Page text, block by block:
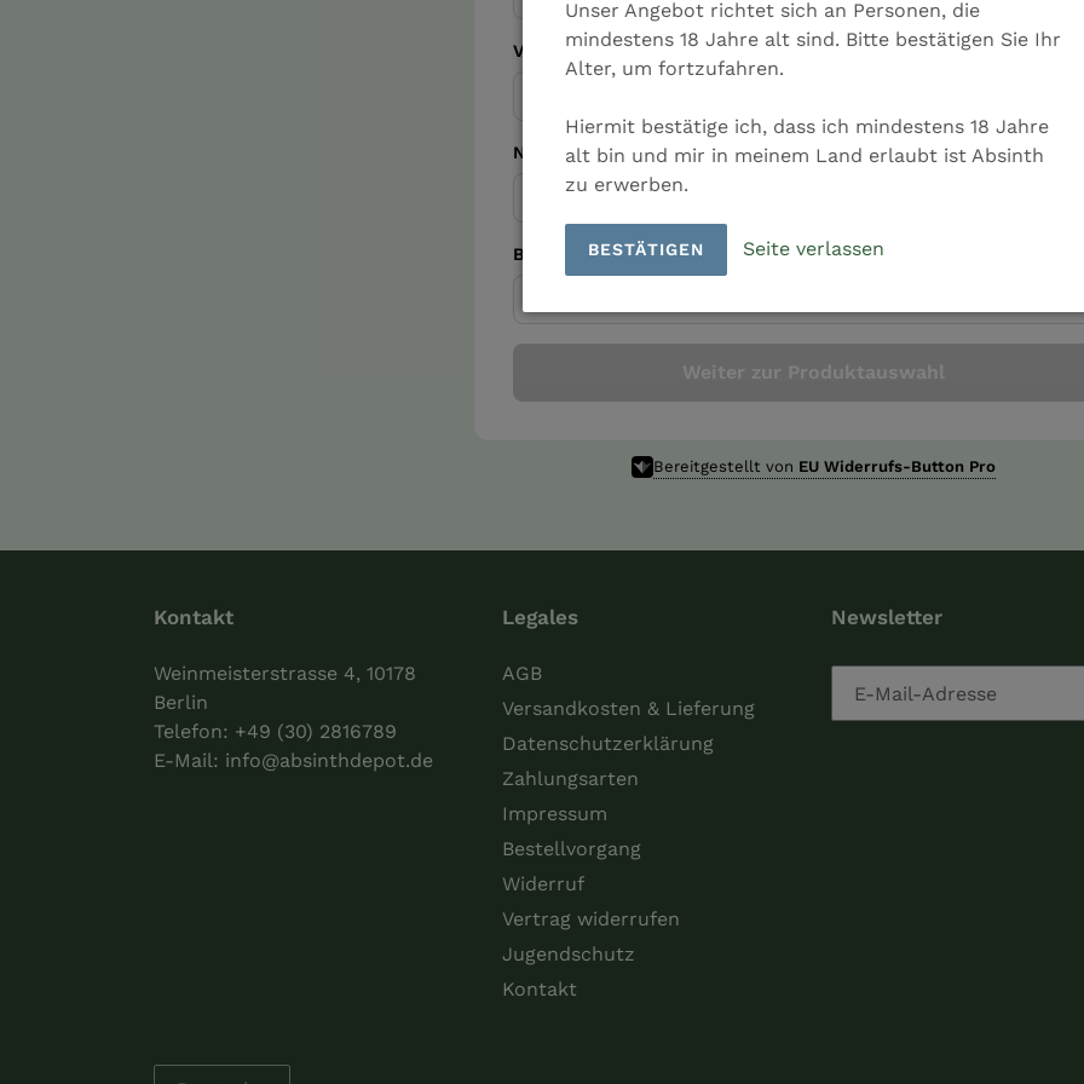
Unser Angebot richtet sich an Personen, die
mindestens 18 Jahre alt sind. Bitte bestätigen Sie Ihr
Alter, um fortzufahren.
Hiermit bestätige ich, dass ich mindestens 18 Jahre
alt bin und mir in meinem Land erlaubt ist Absinth
zu erwerben.
BESTÄTIGEN Seite verlassen
Vorname *
Nachname *
Bestellnummer *
Weiter zur Produktauswahl
Bereitgestellt von EU Widerrufs-Button Pro
Kontakt
Weinmeisterstrasse 4, 10178
Berlin
Telefon: +49 (30) 2816789
E-Mail: info@absinthdepot.de
Legales
AGB
Versandkosten & Lieferung
Datenschutzerklärung
Zahlungsarten
Impressum
Bestellvorgang
Widerruf
Vertrag widerrufen
Jugendschutz
Kontakt
Newsletter